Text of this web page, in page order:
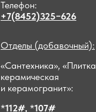
Телефон:
+7(8452)325−626
Отделы (добавочный):
«Сантехника», «Плитка
керамическая
и керамогранит»:
*112#, *107#